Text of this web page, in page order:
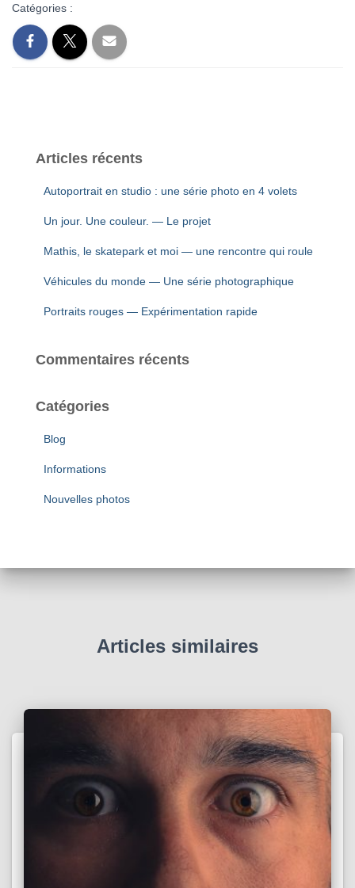
Catégories :
Articles récents
Autoportrait en studio : une série photo en 4 volets
Un jour. Une couleur. — Le projet
Mathis, le skatepark et moi — une rencontre qui roule
Véhicules du monde — Une série photographique
Portraits rouges — Expérimentation rapide
Commentaires récents
Catégories
Blog
Informations
Nouvelles photos
Articles similaires